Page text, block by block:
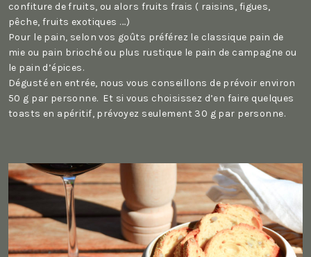
confiture de fruits, ou alors fruits frais ( raisins, figues,
pêche, fruits exotiques ….)
Pour le pain, selon vos goûts préférez le classique pain de
mie ou pain brioché ou plus rustique le pain de campagne ou
le pain d’épices.
Dégusté en entrée, nous vous conseillons de prévoir environ
50 g par personne. Et si vous choisissez d’en faire quelques
toasts en apéritif, prévoyez seulement 30 g par personne.